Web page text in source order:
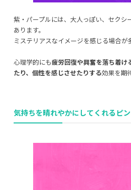
紫・パープルには、大人っぽい、セクシ
あります。
ミステリアスなイメージを感じる場合が
心理学的にも疲労回復や興奮を落ち着け
たり、個性を感じさせたりする効果を期
気持ちを晴れやかにしてくれるピ